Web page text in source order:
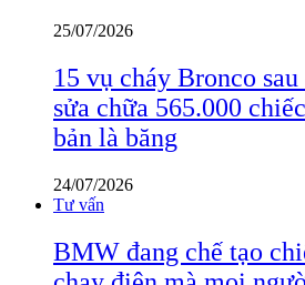
25/07/2026
15 vụ cháy Bronco
sửa chữa 565.000
bản là băng
24/07/2026
Tư vấn
BMW đang chế tạo